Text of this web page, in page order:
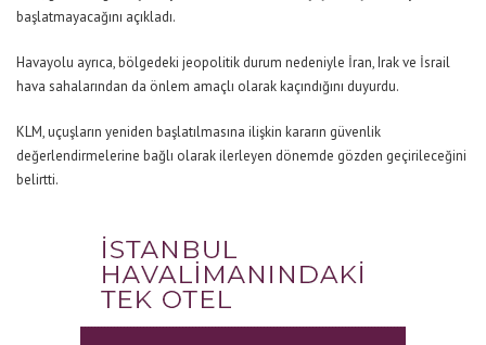
başlatmayacağını açıkladı.
Havayolu ayrıca, bölgedeki jeopolitik durum nedeniyle İran, Irak ve İsrail
hava sahalarından da önlem amaçlı olarak kaçındığını duyurdu.
KLM, uçuşların yeniden başlatılmasına ilişkin kararın güvenlik
değerlendirmelerine bağlı olarak ilerleyen dönemde gözden geçirileceğini
belirtti.